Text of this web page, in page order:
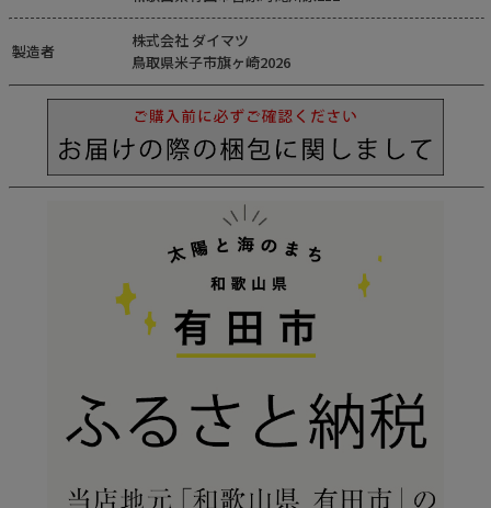
製造者
株式会社 ダイマツ
鳥取県米子市旗ヶ崎2026
Instagram